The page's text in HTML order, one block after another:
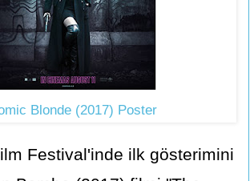
Blonde (2017) Poster
Festival'inde ilk gösterimini